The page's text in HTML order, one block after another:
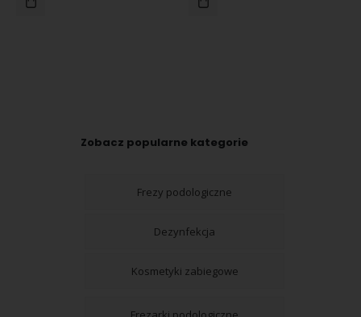
Zobacz popularne kategorie
Frezy podologiczne
Dezynfekcja
Kosmetyki zabiegowe